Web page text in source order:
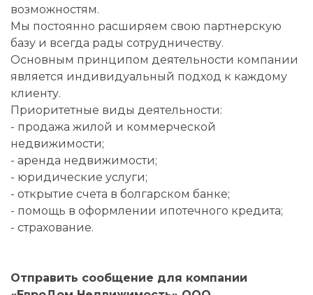
возможностям.
Мы постоянно расширяем свою партнерскую
базу и всегда рады сотрудничеству.
Основным принципом деятельности компании
является индивидуальный подход к каждому
клиенту.
Приоритетные виды деятельности:
- продажа жилой и коммерческой
недвижимости;
- аренда недвижимости;
- юридические услуги;
- открытие счета в болгарском банке;
- помощь в оформлении ипотечного кредита;
- страхование.
Отправить сообщение для компании